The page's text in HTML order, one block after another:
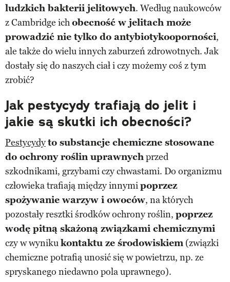
ludzkich bakterii jelitowych. Według naukowców
z Cambridge ichobecność w jelitach może
prowadzić nie tylko do antybiotykooporności,
ale także do wielu innych zaburzeń zdrowotnych. Jak
dostały się do naszych ciał i czy możemy coś z tym
zrobić?
Jak pestycydy trafiają do jelit i
jakie są skutki ich obecności?
Pestycydyto substancje chemiczne stosowane
do ochrony roślin uprawnychprzed
szkodnikami, grzybami czy chwastami. Do organizmu
człowieka trafiają między innymipoprzez
spożywanie warzyw i owoców, na których
pozostały resztki środków ochrony roślin, poprzez
wodę pitną skażoną związkami chemicznymi
czy w wynikukontaktu ze środowiskiem (związki
chemiczne potrafią unosić się w powietrzu, np. ze
spryskanego niedawno pola uprawnego).